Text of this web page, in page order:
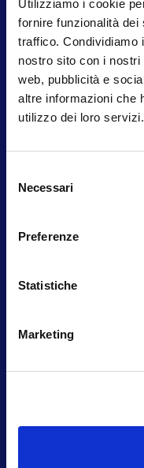
Utilizziamo i cookie
fornire funzionalità
traffico. Condividiamo
nostro sito con i
web, pubblicità e
altre informazioni che
utilizzo dei loro servizi.
delNecessari
Preferenze
Statistiche
Marketing